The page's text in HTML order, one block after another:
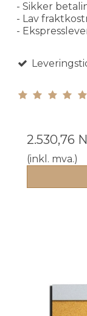
- Sikker
- Lav
-
2.530,76
(inkl. mva.)